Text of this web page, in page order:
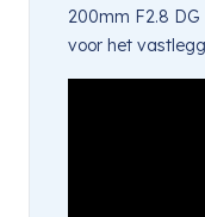
200mm F2.8 DG
voor het